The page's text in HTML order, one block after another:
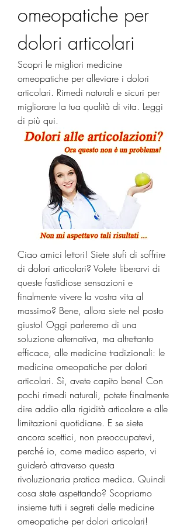
omeopatiche per
dolori articolari
Scopri le migliori medicine
omeopatiche per alleviare i dolori
articolari. Rimedi naturali e sicuri per
migliorare la tua qualità di vita. Leggi
di più qui.
Ciao amici lettori! Siete stufi di soffrire
di dolori articolari? Volete liberarvi di
queste fastidiose sensazioni e
finalmente vivere la vostra vita al
massimo? Bene, allora siete nel posto
giusto! Oggi parleremo di una
soluzione alternativa, ma altrettanto
efficace, alle medicine tradizionali: le
medicine omeopatiche per dolori
articolari. Sì, avete capito bene! Con
pochi rimedi naturali, potete finalmente
dire addio alla rigidità articolare e alle
limitazioni quotidiane. E se siete
ancora scettici, non preoccupatevi,
perché io, come medico esperto, vi
guiderò attraverso questa
rivoluzionaria pratica medica. Quindi
cosa state aspettando? Scopriamo
insieme tutti i segreti delle medicine
omeopatiche per dolori articolari!